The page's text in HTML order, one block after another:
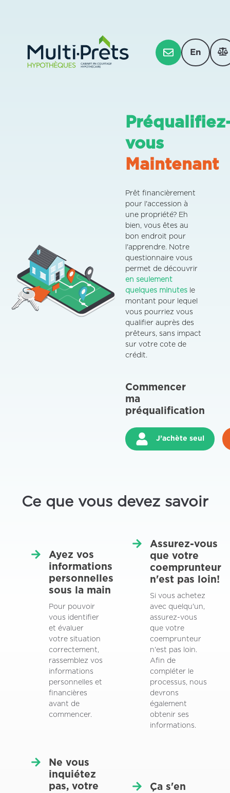
En
vous
Maintenant
Prêt financièrement
pour l'accession à
une propriété? Eh
bien, vous êtes au
bon endroit pour
l'apprendre. Notre
questionnaire vous
permet de découvrir
en seulement
quelques minutes le
montant pour lequel
vous pourriez vous
qualifier auprès des
prêteurs, sans impact
sur votre cote de
crédit.
Commencer
ma
préqualification
J’achète seul
Ce que vous devez savoir
Ayez vos
informations
personnelles
sous la main
Pour pouvoir
vous identifier
et évaluer
votre situation
correctement,
rassemblez vos
informations
personnelles et
financières
avant de
commencer.
Assurez-vous
que votre
coemprunteur
n'est pas loin!
Si vous achetez
avec quelqu'un,
assurez-vous
que votre
coemprunteur
n'est pas loin.
Afin de
compléter le
processus, nous
devrons
également
obtenir ses
informations.
Ne vous
inquiétez
pas, votre
Ça s'en